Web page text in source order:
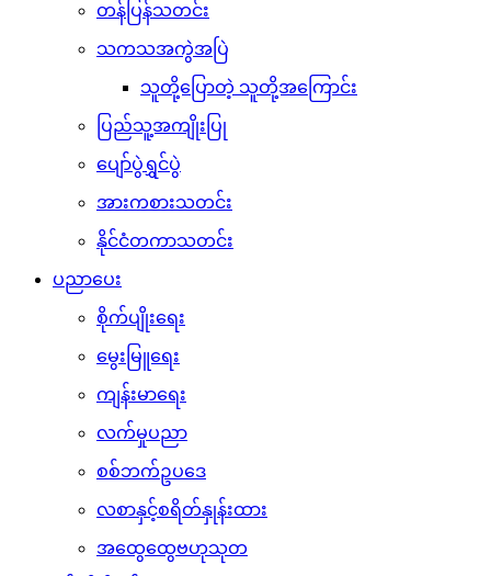
တန်ပြန်သတင်း
သကသအကွဲအပြဲ
သူတို့ပြောတဲ့ သူတို့အကြောင်း
ပြည်သူ့အကျိုးပြု
ပျော်ပွဲရွှင်ပွဲ
အားကစားသတင်း
နိုင်ငံတကာသတင်း
ပညာပေး
စိုက်ပျိုးရေး
မွေးမြူရေး
ကျန်းမာရေး
လက်မှုပညာ
စစ်ဘက်ဥပဒေ
လစာနှင့်စရိတ်နှုန်းထား
အထွေထွေဗဟုသုတ